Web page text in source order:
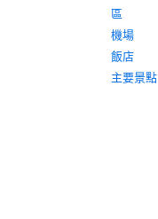
區
機場
飯店
主要景點